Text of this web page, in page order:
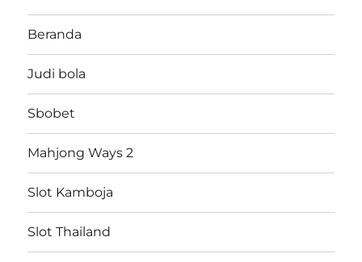
Beranda
Judi bola
Sbobet
Mahjong Ways 2
Slot Kamboja
Slot Thailand